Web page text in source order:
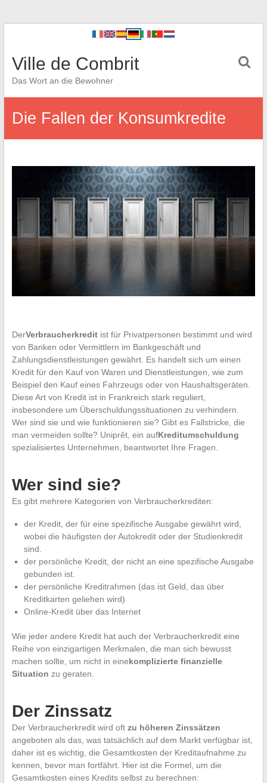
Ville de Combrit
Das Wort an die Bewohner
Die Fallen der Konsumkredite
DerVerbraucherkreditist für Privatpersonen bestimmt und wird
von Banken oder Vermittlern im Bankgeschäft und
Zahlungsdienstleistungen gewährt. Es handelt sich um einen
Kredit für den Kauf von Waren und Dienstleistungen, wie zum
Beispiel den Kauf eines Fahrzeugs oder von Haushaltsgeräten.
Diese Art von Kredit ist in Frankreich stark reguliert,
insbesondere um Überschuldungssituationen zu verhindern.
Wer sind sie und wie funktionieren sie? Gibt es Fallstricke, die
man vermeiden sollte? Uniprêt, ein aufKreditumschuldung
spezialisiertes Unternehmen, beantwortet Ihre Fragen.
Wer sind sie?
Es gibt mehrere Kategorien von Verbraucherkrediten:
der Kredit, der für eine spezifische Ausgabe gewährt wird,
wobei die häufigsten der Autokredit oder der Studienkredit
sind.
der persönliche Kredit, der nicht an eine spezifische Ausgabe
gebunden ist.
der persönliche Kreditrahmen (das ist Geld, das über
Kreditkarten geliehen wird)
Online-Kredit über das Internet
Wie jeder andere Kredit hat auch der Verbraucherkredit eine
Reihe von einzigartigen Merkmalen, die man sich bewusst
machen sollte, um nicht in einekomplizierte finanzielle
Situation zu geraten.
Der Zinssatz
Der Verbraucherkredit wird oftzu höheren Zinssätzen
angeboten als das, was tatsächlich auf dem Markt verfügbar ist,
daher ist es wichtig, die Gesamtkosten der Kreditaufnahme zu
kennen, bevor man fortfährt. Hier ist die Formel, um die
Gesamtkosten eines Kredits selbst zu berechnen: